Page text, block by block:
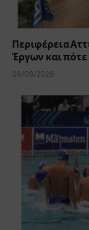
Περιφέρεια
Έργων και πότε
06/08/2026